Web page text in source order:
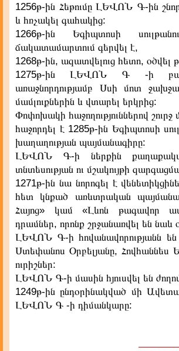
1256թ-ին Հեթումը ԼԵՎՈՆ Գ-ին
և հռչակել գահակից:
1266թ-ին Եգիպտոսի
ճակատամարտում գերվել է,
1268թ-ին, ազատվելուց հետո, օծվել
1275թ-ին ԼԵՎՈՆ Գ -ի
առաջնորդությամբ Սսի մոտ
մամլուքներին և վտարել երկրից:
Փոփոխակի հաջողություններով
հաջորդել է 1285թ-ին Եգիպտոսի
խաղաղության պայմանագիրը:
ԼԵՎՈՆ Գ-ի ներքին
տնտեսության ու մշակույթի
1271թ-ին նա նորոգել է
հետ կնքած առևտրական
Հայոց» կամ «Լևոն թագավոր
դրամներ, որոնք շրջանառվել են նաև
ԼԵՎՈՆ Գ-ի հովանավորությանն
Ստեփանոս Օրբելյանը, Հովհաննես
ուրիշներ:
ԼԵՎՈՆ Գ-ի մասին հյուսվել են
1249թ-ին ընդօրինակված մի
ԼԵՎՈՆ Գ -ի դիմանկարը: